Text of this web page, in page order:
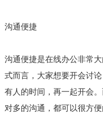
沟通便捷
沟通便捷是在线办公非常
式而言，大家想要开会讨
有人的时间，再一起开会
对多的沟通，都可以很方